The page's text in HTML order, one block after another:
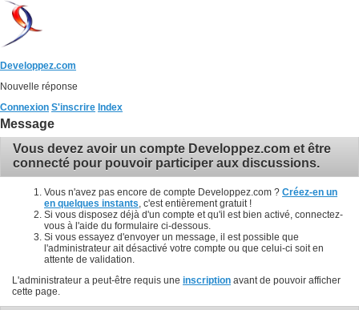
Developpez.com
Nouvelle réponse
Connexion S'inscrire Index
Message
Vous devez avoir un compte Developpez.com et être
connecté pour pouvoir participer aux discussions.
Vous n'avez pas encore de compte Developpez.com ? Créez-en un
en quelques instants , c'est entièrement gratuit !
Si vous disposez déjà d'un compte et qu'il est bien activé, connectez-
vous à l'aide du formulaire ci-dessous.
Si vous essayez d'envoyer un message, il est possible que
l'administrateur ait désactivé votre compte ou que celui-ci soit en
attente de validation.
L'administrateur a peut-être requis une inscription avant de pouvoir afficher
cette page.